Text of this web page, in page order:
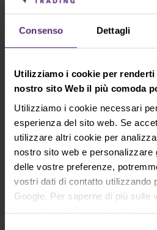
Consenso Dettagli
Utilizziamo i cookie per renderti
nostro sito Web il più comoda
Utilizziamo i cookie necessari
esperienza del sito web. Se
utilizzare altri cookie per
nostro sito web e personalizzare
delle vostre preferenze,
vostri dati di contatto utilizzando
Google. Per saperne di più sulle
la nostrapolitica sui cookie.
Iscrizione alla
l’informativa sulla
marketing e di promozione. Inoltre
politica sulle registrazioni audiovisive
sui rischi.